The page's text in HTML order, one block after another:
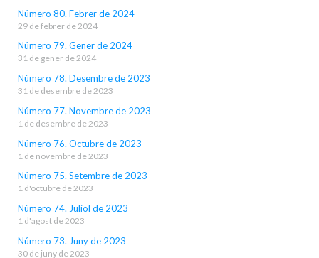
Número 80. Febrer de 2024
29 de febrer de 2024
Número 79. Gener de 2024
31 de gener de 2024
Número 78. Desembre de 2023
31 de desembre de 2023
Número 77. Novembre de 2023
1 de desembre de 2023
Número 76. Octubre de 2023
1 de novembre de 2023
Número 75. Setembre de 2023
1 d'octubre de 2023
Número 74. Juliol de 2023
1 d'agost de 2023
Número 73. Juny de 2023
30 de juny de 2023